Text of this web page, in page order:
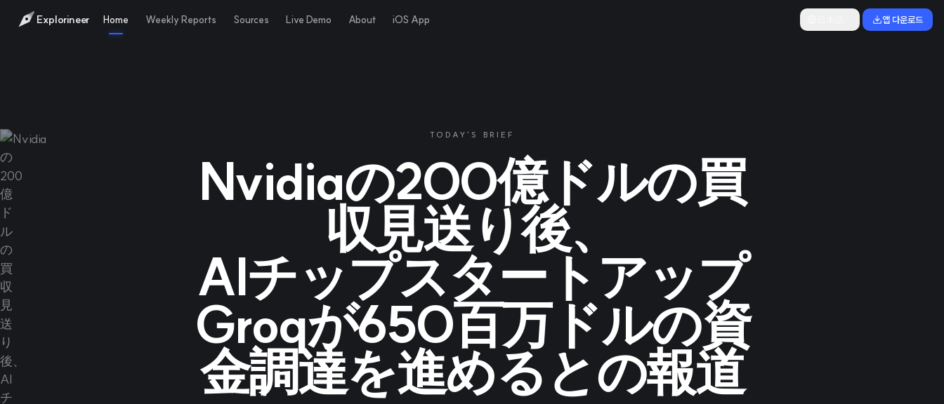
Explorineer Home Weekly Reports Sources Live Demo About iOS App 앱 다운로드
TODAY'S BRIEF
Nvidiaの200億ドルの買
収見送り後、
AIチップスタートアップ
Groqが650百万ドルの資
金調達を進めるとの報道